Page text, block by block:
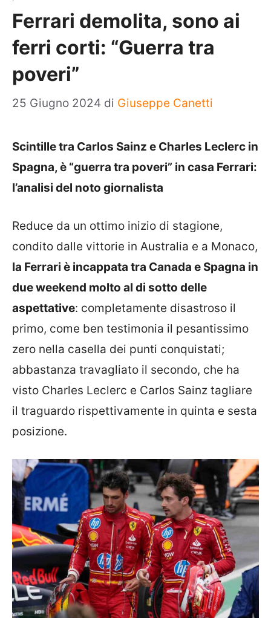
Ferrari demolita, sono ai
ferri corti: “Guerra tra
poveri”
25 Giugno 2024 di Giuseppe Canetti
Scintille tra Carlos Sainz e Charles Leclerc in
Spagna, è “guerra tra poveri” in casa Ferrari:
l’analisi del noto giornalista
Reduce da un ottimo inizio di stagione,
condito dalle vittorie in Australia e a Monaco,
la Ferrari è incappata tra Canada e Spagna in
due weekend molto al di sotto delle
aspettative: completamente disastroso il
primo, come ben testimonia il pesantissimo
zero nella casella dei punti conquistati;
abbastanza travagliato il secondo, che ha
visto Charles Leclerc e Carlos Sainz tagliare
il traguardo rispettivamente in quinta e sesta
posizione.